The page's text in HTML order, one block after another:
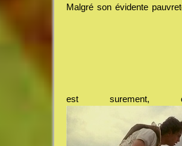
Malgré son évidente
est